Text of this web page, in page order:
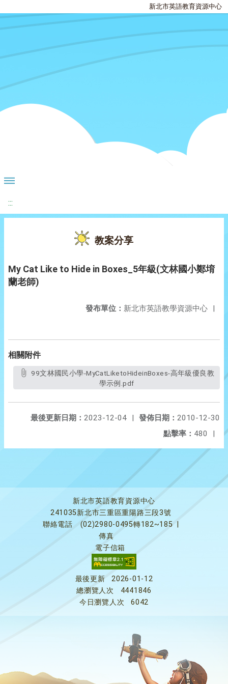
新北市英語教育資源中心
:::
教案分享
My Cat Like to Hide in Boxes_5年級(文林國小鄭堉
蘭老師)
發布單位： 新北市英語教學資源中心 |
相關附件
學示例.pdf
發佈日期： 2010-12-30
最後更新日期： 2023-12-04
|
點擊率： 480 |
新北市英語教育資源中心
241035新北市三重區重陽路三段3號
聯絡電話
(02)2980-0495轉182~185
傳真
電子信箱
最後更新
2026-01-12
總瀏覽人次
4441846
今日瀏覽人次
6042